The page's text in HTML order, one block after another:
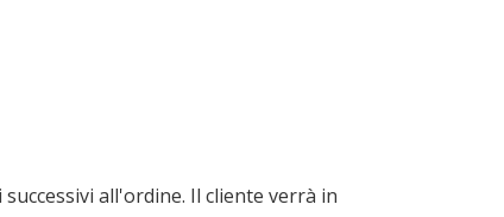
all'ordine. Il cliente verrà in